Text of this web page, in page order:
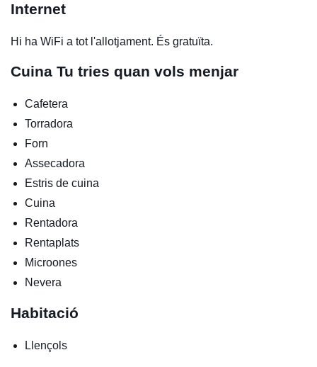
Internet
Hi ha WiFi a tot l'allotjament. És gratuïta.
Cuina Tu tries quan vols menjar
Cafetera
Torradora
Forn
Assecadora
Estris de cuina
Cuina
Rentadora
Rentaplats
Microones
Nevera
Habitació
Llençols